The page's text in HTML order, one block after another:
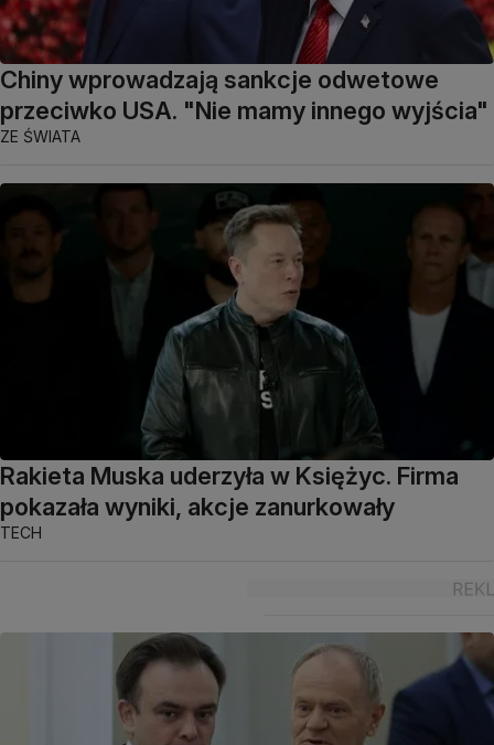
Chiny wprowadzają sankcje odwetowe
przeciwko USA. "Nie mamy innego wyjścia"
ZE ŚWIATA
Rakieta Muska uderzyła w Księżyc. Firma
pokazała wyniki, akcje zanurkowały
TECH